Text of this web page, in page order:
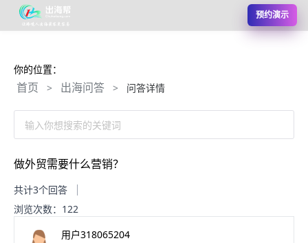
预约演示
你的位置：
首页 > 出海问答 > 问答详情
输入你想搜索的关键词
做外贸需要什么营销？
共计3个回答
浏览次数：122
用户318065204